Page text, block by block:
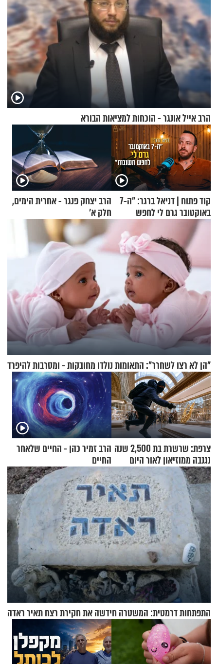
הרב אייל אונגר - הוכחות למציאות הבורא
קוד פתוח | דניאל ברגר: "ה-7
באוקטובר גרם לי לחפש
תשובות"
הרב יצחק פנגר - אחרית הימים,
חלק א’
"הן לא רצו לשחרר": התאומות נולדו מחובקות - ומסרבות להיפרד
צרפת: שרשרת בת 2,500 שנה
נגנבה ממוזיאון לאור היום
הרב זמיר כהן - החיים שלאחר
החיים
התפתחות דרמטית: המשטרה חידשה את חקירת רצח תאיר ראדה